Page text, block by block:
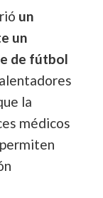
un
un
de fútbol
la
médicos